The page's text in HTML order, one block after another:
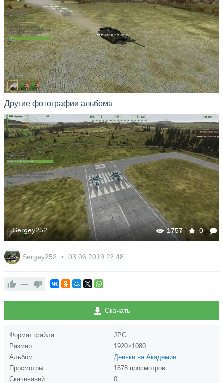
Другие фотографии альбома
1757 0
Sergey252
Sergey252 03.06.2019 22:48
—
Скачать
Формат файла
JPG
Размер
1920×1080
Альбом
Деньки на Академии
Просмотры
1678 просмотров
Скачиваний
0